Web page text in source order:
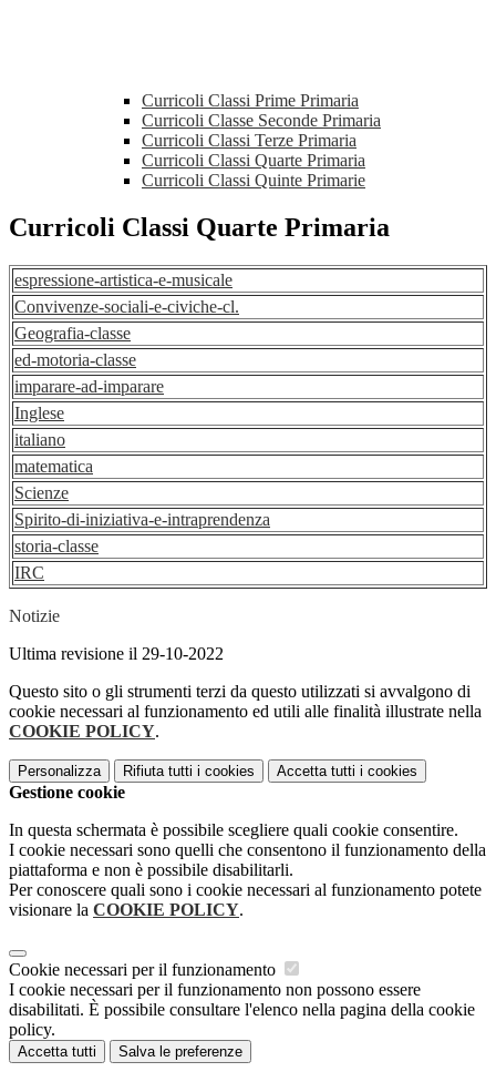
Curricoli Classi Prime Primaria
Curricoli Classe Seconde Primaria
Curricoli Classi Terze Primaria
Curricoli Classi Quarte Primaria
Curricoli Classi Quinte Primarie
Curricoli Classi Quarte Primaria
espressione-artistica-e-musicale
Convivenze-sociali-e-civiche-cl.
Geografia-classe
ed-motoria-classe
imparare-ad-imparare
Inglese
italiano
matematica
Scienze
Spirito-di-iniziativa-e-intraprendenza
storia-classe
IRC
Notizie
Ultima revisione il 29-10-2022
Questo sito o gli strumenti terzi da questo utilizzati si avvalgono di
cookie necessari al funzionamento ed utili alle finalità illustrate nella
COOKIE POLICY.
Personalizza Rifiuta tutti i cookies Accetta tutti i cookies
Gestione cookie
In questa schermata è possibile scegliere quali cookie consentire.
I cookie necessari sono quelli che consentono il funzionamento della
piattaforma e non è possibile disabilitarli.
Per conoscere quali sono i cookie necessari al funzionamento potete
visionare la COOKIE POLICY.
Cookie necessari per il funzionamento
I cookie necessari per il funzionamento non possono essere
disabilitati. È possibile consultare l'elenco nella pagina della cookie
policy.
Accetta tutti Salva le preferenze